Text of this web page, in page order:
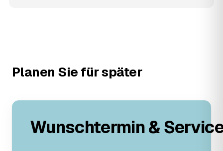
Planen Sie für später
Wunschtermin &